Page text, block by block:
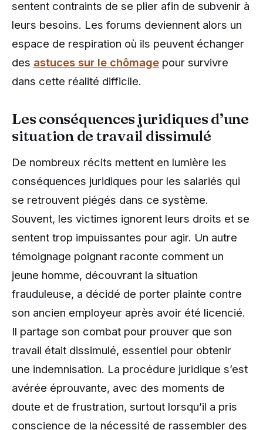
sentent contraints de se plier afin de subvenir à
leurs besoins. Les forums deviennent alors un
espace de respiration où ils peuvent échanger
des astuces sur le chômage pour survivre
dans cette réalité difficile.
Les conséquences juridiques d’une
situation de travail dissimulé
De nombreux récits mettent en lumière les
conséquences juridiques pour les salariés qui
se retrouvent piégés dans ce système.
Souvent, les victimes ignorent leurs droits et se
sentent trop impuissantes pour agir. Un autre
témoignage poignant raconte comment un
jeune homme, découvrant la situation
frauduleuse, a décidé de porter plainte contre
son ancien employeur après avoir été licencié.
Il partage son combat pour prouver que son
travail était dissimulé, essentiel pour obtenir
une indemnisation. La procédure juridique s’est
avérée éprouvante, avec des moments de
doute et de frustration, surtout lorsqu’il a pris
conscience de la nécessité de rassembler des